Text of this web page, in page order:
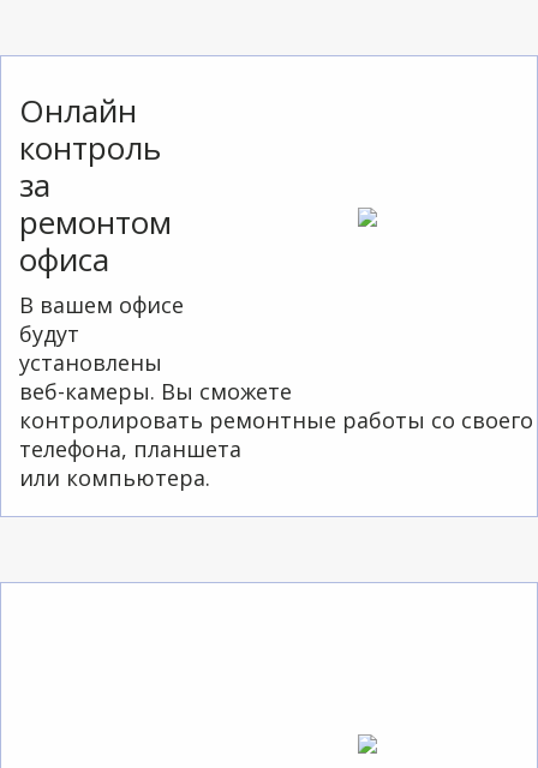
Онлайн
контроль
за
ремонтом
офиса
В вашем офисе
будут
установлены
веб-камеры. Вы сможете
контролировать ремонтные работы со своего
телефона, планшета
или компьютера.